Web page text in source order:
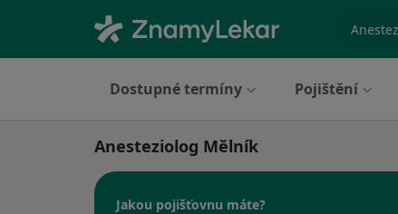
Dostupné termíny Pojištění
Anesteziolog Mělník
Jakou pojišťovnu máte?